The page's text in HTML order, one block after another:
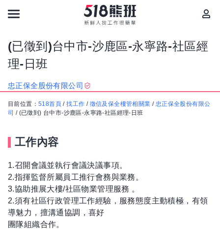
(已徵到)台中市-沙鹿區-永寧路-社區經
理-日班
忠正保全股份有限公司
目前位置： 518首頁 /找工作 / 徵信及保全樓管相關業 / 忠正保全股份有限公
司 / (已徵到) 台中市-沙鹿區-永寧路-社區經理-日班
工作內容
1.召開會議並執行會議決議事項。
2.指揮監督所屬員工推行會務與業務。
3.協助推展大樓/社區物業管理服務 。
2.須有社區行政管理工作經驗，服務態度主動積極，有領
導魅力，擅溝通協調，喜好
團隊組織合作。